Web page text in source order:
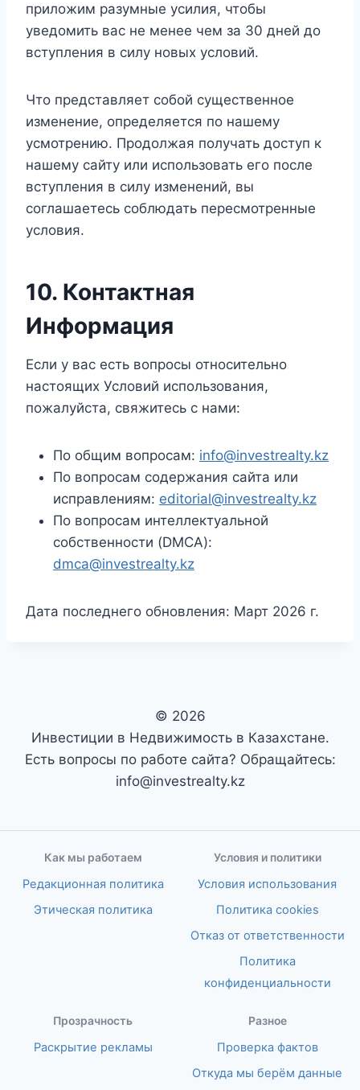
приложим разумные усилия, чтобы
уведомить вас не менее чем за 30 дней до
вступления в силу новых условий.
Что представляет собой существенное
изменение, определяется по нашему
усмотрению. Продолжая получать доступ к
нашему сайту или использовать его после
вступления в силу изменений, вы
соглашаетесь соблюдать пересмотренные
условия.
10. Контактная
Информация
Если у вас есть вопросы относительно
настоящих Условий использования,
пожалуйста, свяжитесь с нами:
По общим вопросам: info@investrealty.kz
По вопросам содержания сайта или
исправлениям: editorial@investrealty.kz
По вопросам интеллектуальной
собственности (DMCA):
dmca@investrealty.kz
Дата последнего обновления: Март 2026 г.
© 2026
Инвестиции в Недвижимость в Казахстане.
Есть вопросы по работе сайта? Обращайтесь:
info@investrealty.kz
Как мы работаем
Редакционная политика
Этическая политика
Условия и политики
Условия использования
Политика cookies
Отказ от ответственности
Политика
конфиденциальности
Прозрачность
Раскрытие рекламы
Разное
Проверка фактов
Откуда мы берём данные